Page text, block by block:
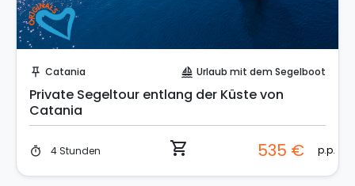
push_pin Catania sailing Urlaub mit dem Segelboot
Private Segeltour entlang der Küste von
Catania
timer 4 Stunden shopping_cart 535 € p.p.